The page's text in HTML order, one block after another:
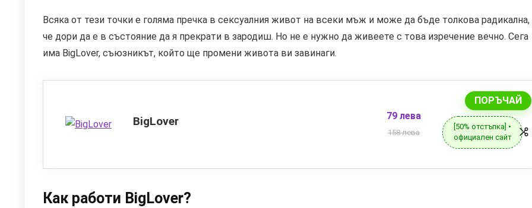
Всяка от тези точки е голяма пречка в сексуалния живот на всеки мъж и може да бъде толкова радикална,
че дори да е в състояние да я прекрати в зародиш. Но не е нужно да живеете с това изречение вечно. Сега
има BigLover, съюзникът, който ще промени живота ви завинаги.
BigLover 79 лева
158 лева
ПОРЪЧАЙ
[50% отстъпка] •
официален сайт
Как работи BigLover?